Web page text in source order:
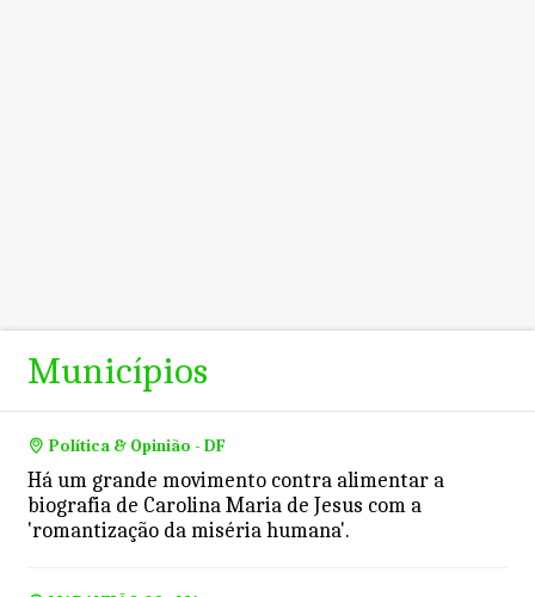
Municípios
Política & Opinião - DF
Há um grande movimento contra alimentar a
biografia de Carolina Maria de Jesus com a
'romantização da miséria humana'.